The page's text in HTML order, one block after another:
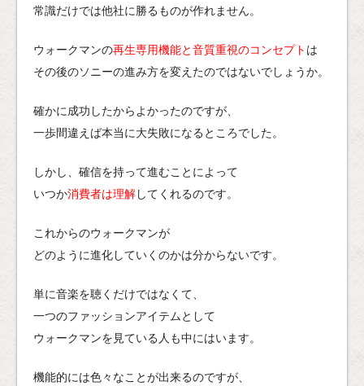
常識だけでは他社に勝るものが作れません。
ウォークマンの再生専用機能と音質重視のコンセプト は
その後のソニーの進み方を変えたのではないでしょうか。
確かに成功したからよかったのですが、
一歩間違えば本当に大失敗になるところでした。
しかし、確信を持って進むことによって
いつか消費者は理解してくれるのです。
これからのウォークマンが
どのように進化していくのかは分からないです。
単に音楽を聴くだけではなくて、
一つのファッションアイテムとして
ウォークマンを見ている人も中にはいます。
機能的には色々なことが出来るのですが、